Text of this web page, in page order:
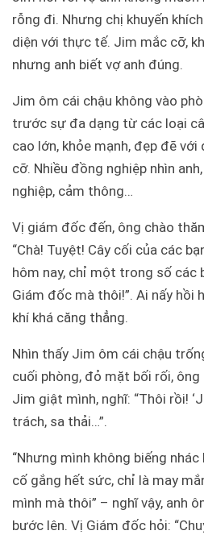
rỗng đi. Nhưng chị khuyến
diện với thực tế. Jim mắc cỡ,
nhưng anh biết vợ anh đúng.
Jim ôm cái chậu không vào
trước sự đa dạng từ các loại
cao lớn, khỏe mạnh, đẹp đẽ
cỡ. Nhiều đồng nghiệp nhìn
nghiệp, cảm thông…
Vị giám đốc đến, ông chào
“Chà! Tuyệt! Cây cối của các
hôm nay, chỉ một trong số các
Giám đốc mà thôi!”. Ai nấy hồi
khí khá căng thẳng.
Nhìn thấy Jim ôm cái chậu
cuối phòng, đỏ mặt bối rối,
Jim giật mình, nghĩ: “Thôi rồi!
trách, sa thải…”.
“Nhưng mình không biếng
cố gắng hết sức, chỉ là may
mình mà thôi” – nghĩ vậy, anh
bước lên. Vị Giám đốc hỏi: